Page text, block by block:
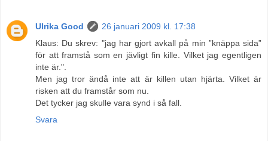
Ulrika Good
26 januari 2009 kl. 17:38
Klaus: Du skrev: "jag har gjort avkall på min ”knäppa sida”
för att framstå som en jävligt fin kille. Vilket jag egentligen
inte är.".
Men jag tror ändå inte att är killen utan hjärta. Vilket är
risken att du framstår som nu.
Det tycker jag skulle vara synd i så fall.
Svara